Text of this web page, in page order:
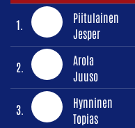
1.
Piitulainen
Jesper
2.
Arola
Juuso
3.
Hynninen
Topias